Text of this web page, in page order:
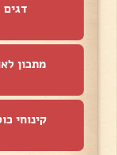
דגים
מתכון
קינוחי